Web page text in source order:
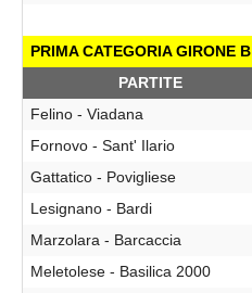
PRIMA CATEGORIA GIRONE B
PARTITE
Felino - Viadana
Fornovo - Sant' Ilario
Gattatico - Povigliese
Lesignano - Bardi
Marzolara - Barcaccia
Meletolese - Basilica 2000